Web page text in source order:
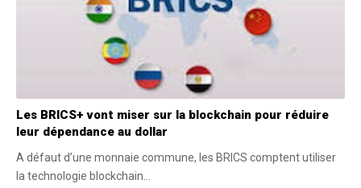
Les BRICS+ vont miser sur la blockchain pour réduire
leur dépendance au dollar
A défaut d’une monnaie commune, les BRICS comptent utiliser
la technologie blockchain